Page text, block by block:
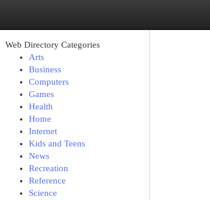
Web Directory Categories
Arts
Business
Computers
Games
Health
Home
Internet
Kids and Teens
News
Recreation
Reference
Science